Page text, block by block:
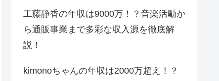
工藤静香の年収は9000万！？音楽活動か
ら通販事業まで多彩な収入源を徹底解
説！
kimonoちゃんの年収は2000万超え！？